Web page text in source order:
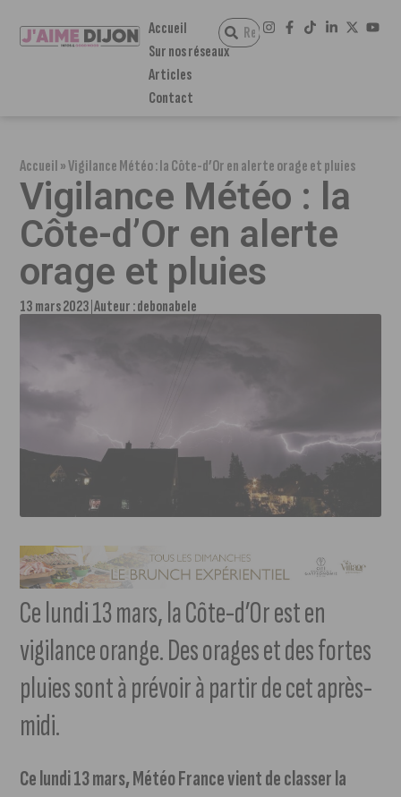
Accueil
Sur nos réseaux
Articles
Contact
Accueil»Vigilance Météo : la Côte-d’Or en alerte orage et pluies
Vigilance Météo : la
Côte-d’Or en alerte
orage et pluies
13 mars 2023 Auteur :debonabele
Ce lundi 13 mars, la Côte-d’Or est en
vigilance orange. Des orages et des fortes
pluies sont à prévoir à partir de cet après-
midi.
Ce lundi 13 mars, Météo France vient de classer la